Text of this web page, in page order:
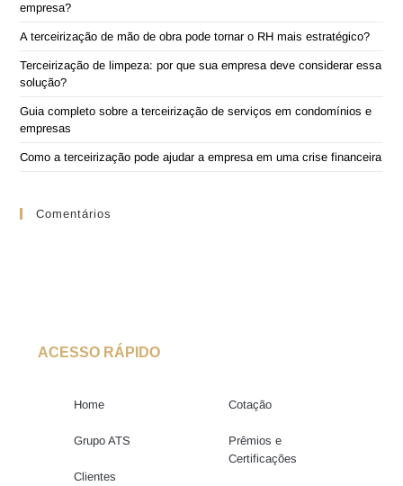
empresa?
A terceirização de mão de obra pode tornar o RH mais estratégico?
Terceirização de limpeza: por que sua empresa deve considerar essa
solução?
Guia completo sobre a terceirização de serviços em condomínios e
empresas
Como a terceirização pode ajudar a empresa em uma crise financeira
Comentários
ACESSO RÁPIDO
Home
Grupo ATS
Clientes
Cotação
Prêmios e
Certificações